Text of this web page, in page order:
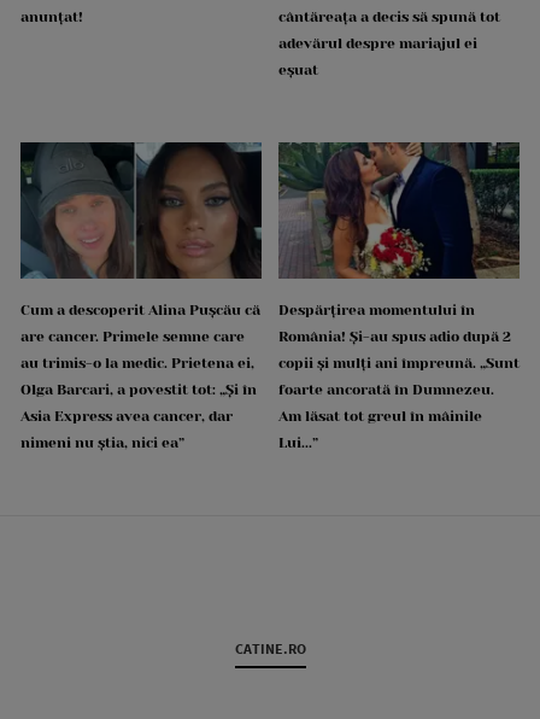
anunțat!
cântăreața a decis să spună tot
adevărul despre mariajul ei
eșuat
Cum a descoperit Alina Pușcău că
are cancer. Primele semne care
au trimis-o la medic. Prietena ei,
Olga Barcari, a povestit tot: „Și în
Asia Express avea cancer, dar
nimeni nu știa, nici ea”
Despărțirea momentului în
România! Și-au spus adio după 2
copii și mulți ani împreună. „Sunt
foarte ancorată în Dumnezeu.
Am lăsat tot greul în mâinile
Lui...”
CATINE.RO